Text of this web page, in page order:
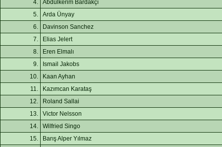
4.
Abdülkerim Bardakçı
5.
Arda Ünyay
6.
Davinson Sanchez
7.
Elias Jelert
8.
Eren Elmalı
9.
Ismail Jakobs
10.
Kaan Ayhan
11.
Kazımcan Karataş
12.
Roland Sallai
13.
Victor Nelsson
14.
Wilfried Singo
15.
Barış Alper Yılmaz